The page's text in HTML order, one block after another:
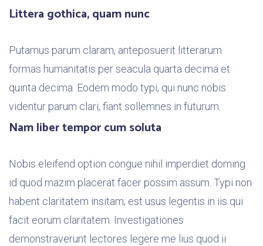
Littera gothica, quam nunc
Putamus parum claram, anteposuerit litterarum
formas humanitatis per seacula quarta decima et
quinta decima. Eodem modo typi, qui nunc nobis
videntur parum clari, fiant sollemnes in futurum.
Nam liber tempor cum soluta
Nobis eleifend option congue nihil imperdiet doming
id quod mazim placerat facer possim assum. Typi non
habent claritatem insitam; est usus legentis in iis qui
facit eorum claritatem. Investigationes
demonstraverunt lectores legere me lius quod ii